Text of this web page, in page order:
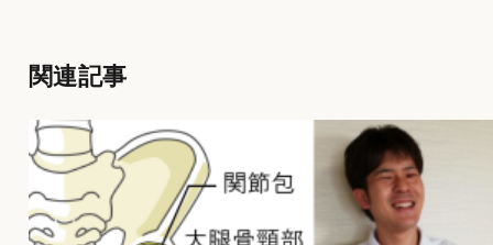
関連記事